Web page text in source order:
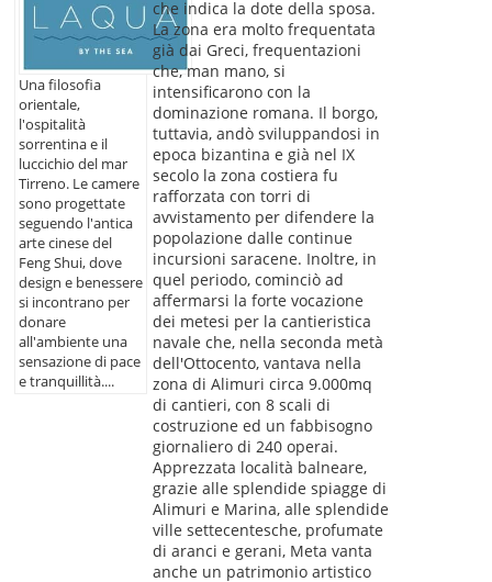
Una filosofia
orientale,
l'ospitalità
sorrentina e il
luccichio del mar
Tirreno. Le camere
sono progettate
seguendo l'antica
arte cinese del
Feng Shui, dove
design e benessere
si incontrano per
donare
all'ambiente una
sensazione di pace
e tranquillità....
che indica la dote della sposa.
La zona era molto frequentata
già dai Greci, frequentazioni
che, man mano, si
intensificarono con la
dominazione romana. Il borgo,
tuttavia, andò sviluppandosi in
epoca bizantina e già nel IX
secolo la zona costiera fu
rafforzata con torri di
avvistamento per difendere la
popolazione dalle continue
incursioni saracene. Inoltre, in
quel periodo, cominciò ad
affermarsi la forte vocazione
dei metesi per la cantieristica
navale che, nella seconda metà
dell'Ottocento, vantava nella
zona di Alimuri circa 9.000mq
di cantieri, con 8 scali di
costruzione ed un fabbisogno
giornaliero di 240 operai.
Apprezzata località balneare,
grazie alle splendide spiagge di
Alimuri e Marina, alle splendide
ville settecentesche, profumate
di aranci e gerani, Meta vanta
anche un patrimonio artistico